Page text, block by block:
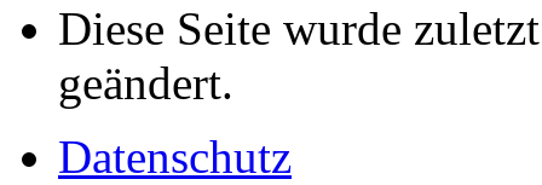
Diese Seite wurde
geändert.
Datenschutz